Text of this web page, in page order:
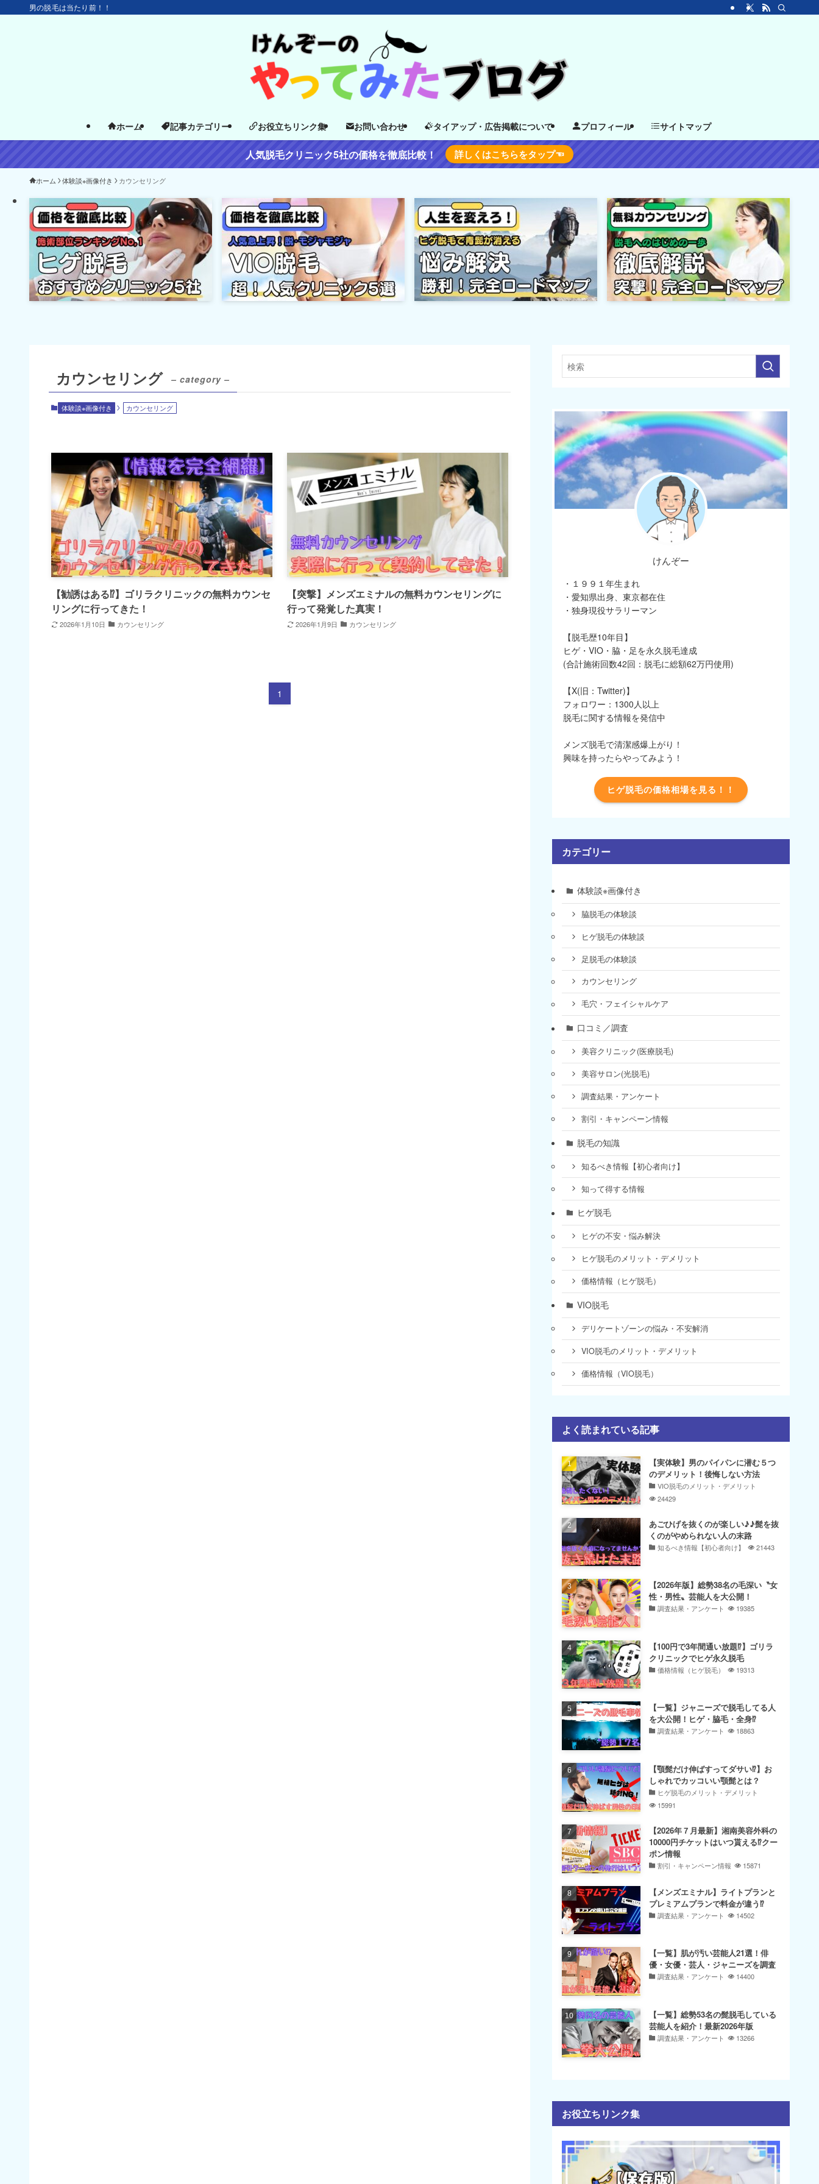
男の脱毛は当たり前！！
ホーム 記事カテゴリー お役立ちリンク集 お問い合わせ タイアップ・広告掲載について プロフィール サイトマップ
人気脱毛クリニック5社の価格を徹底比較！ 詳しくはこちらをタップ☜
ホーム 体験談※画像付き カウンセリング
カウンセリング – category –
体験談※画像付き カウンセリング
【勧誘はある⁉】ゴリラクリニックの無料カウンセ
リングに行ってきた！
2026年1月10日 カウンセリング
【突撃】メンズエミナルの無料カウンセリングに
行って発覚した真実！
2026年1月9日 カウンセリング
1
けんぞー
・１９９１年生まれ
・愛知県出身、東京都在住
・独身現役サラリーマン
【脱毛歴10年目】
ヒゲ・VIO・脇・足を永久脱毛達成
(合計施術回数42回：脱毛に総額62万円使用)
【X(旧：Twitter)】
フォロワー：1300人以上
脱毛に関する情報を発信中
メンズ脱毛で清潔感爆上がり！
興味を持ったらやってみよう！
ヒゲ脱毛の価格相場を見る！！
カテゴリー
体験談※画像付き
脇脱毛の体験談
ヒゲ脱毛の体験談
足脱毛の体験談
カウンセリング
毛穴・フェイシャルケア
口コミ／調査
美容クリニック(医療脱毛)
美容サロン(光脱毛)
調査結果・アンケート
割引・キャンペーン情報
脱毛の知識
知るべき情報【初心者向け】
知って得する情報
ヒゲ脱毛
ヒゲの不安・悩み解決
ヒゲ脱毛のメリット・デメリット
価格情報（ヒゲ脱毛）
VIO脱毛
デリケートゾーンの悩み・不安解消
VIO脱毛のメリット・デメリット
価格情報（VIO脱毛）
よく読まれている記事
【実体験】男のパイパンに潜む５つ
のデメリット！後悔しない方法
VIO脱毛のメリット・デメリット
24429
あごひげを抜くのが楽しい♪♪髭を抜
くのがやめられない人の末路
知るべき情報【初心者向け】 21443
【2026年版】総勢38名の毛深い〝女
性・男性〟芸能人を大公開！
調査結果・アンケート 19385
【100円で3年間通い放題⁉】ゴリラ
クリニックでヒゲ永久脱毛
価格情報（ヒゲ脱毛） 19313
【一覧】ジャニーズで脱毛してる人
を大公開！ヒゲ・脇毛・全身⁉
調査結果・アンケート 18863
【顎髭だけ伸ばすってダサい⁉】お
しゃれでカッコいい顎髭とは？
ヒゲ脱毛のメリット・デメリット
15991
【2026年７月最新】湘南美容外科の
10000円チケットはいつ貰える⁉クー
ポン情報
割引・キャンペーン情報 15871
【メンズエミナル】ライトプランと
プレミアムプランで料金が違う⁉
調査結果・アンケート 14502
【一覧】肌が汚い芸能人21選！俳
優・女優・芸人・ジャニーズを調査
調査結果・アンケート 14400
【一覧】総勢53名の髭脱毛している
芸能人を紹介！最新2026年版
調査結果・アンケート 13266
お役立ちリンク集